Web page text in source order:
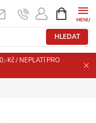
HLEDAT
NÁKUPNÍ
KOŠÍK
Kč / NEPLATÍ PRO